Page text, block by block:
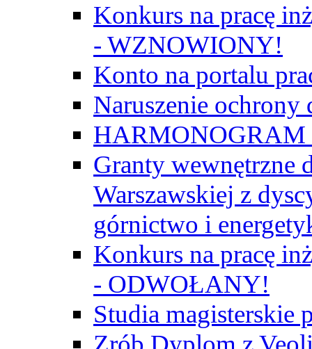
Konkurs na pracę
- WZNOWIONY!
Konto na portalu
Naruszenie ochrony
Granty wewnętrzne
Warszawskiej z
górnictwo i
Konkurs na pracę
- ODWOŁANY!
Studia magisterskie